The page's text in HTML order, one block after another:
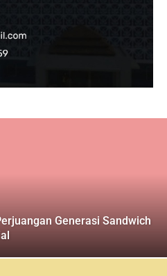
Generasi Sandwich